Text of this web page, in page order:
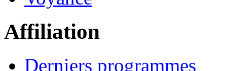
Affiliation
Derniers programmes